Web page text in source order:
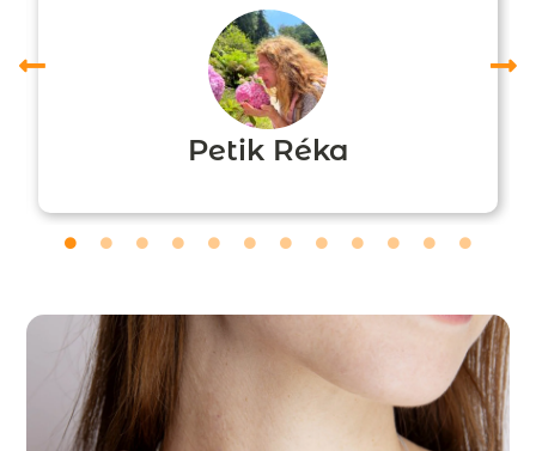
Petik Réka